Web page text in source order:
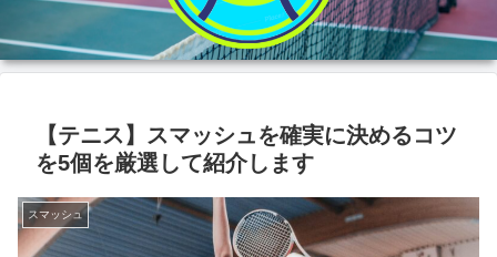
【テニス】スマッシュを確実に決めるコツ
を5個を厳選して紹介します
スマッシュ